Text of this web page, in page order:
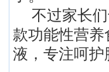
不过家长
款功能性营
液，专注呵护